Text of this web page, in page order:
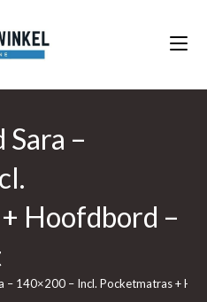
Sara –
Hoofdbord –
– 140×200 – Incl. Pocketmatras +